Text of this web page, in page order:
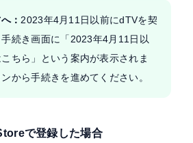
：2023年4月11日以前にdTVを契
続き画面に「2023年4月11日以
ちら」という案内が表示されま
から手続きを進めてください。
で登録した場合